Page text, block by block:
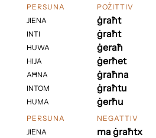
PERSUNA
JIENA
INTI
HUWA
HIJA
AĦNA
INTOM
HUMA
POŻITTIV
ġraħt
ġraħt
ġeraħ
ġerħet
ġraħna
ġraħtu
ġerħu
PERSUNA
JIENA
NEGATTIV
ma ġraħtx